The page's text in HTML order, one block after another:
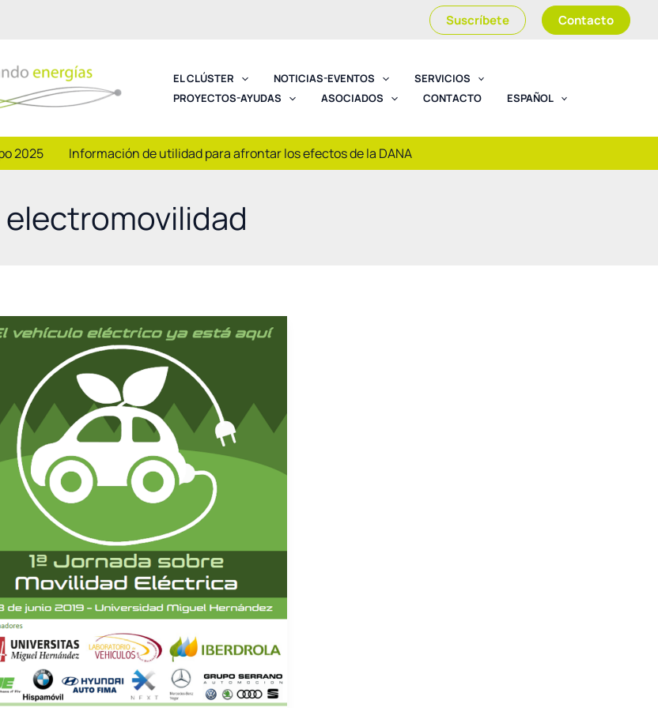
Suscríbete Contacto
EL CLÚSTER NOTICIAS-EVENTOS
SERVICIOS
PROYECTOS-AYUDAS
ASOCIADOS CONTACTO ESPAÑOL
2025 Información de utilidad para afrontar los efectos de la DANA
electromovilidad